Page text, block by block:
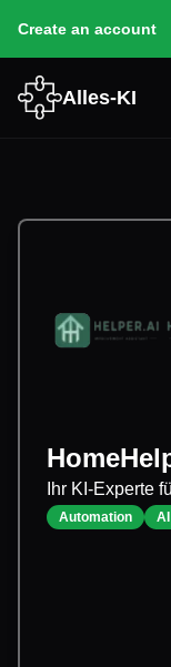
Create an account
Alles-KI
Ihr KI-Experte
Automation AI